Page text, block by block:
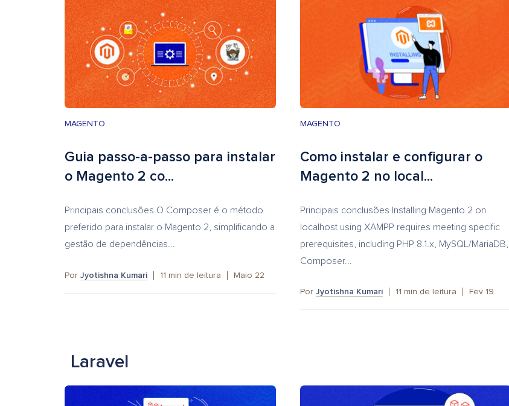
MAGENTO
Guia passo-a-passo para instalar
o Magento 2 co...
Principais conclusões O Composer é o método
preferido para instalar o Magento 2, simplificando a
gestão de dependências...
Por Jyotishna Kumari 11 min de leitura Maio 22
MAGENTO
Como instalar e configurar o
Magento 2 no local...
Principais conclusões Installing Magento 2 on
localhost using XAMPP requires meeting specific
prerequisites, including PHP 8.1.x, MySQL/MariaDB,
Composer...
Por Jyotishna Kumari 11 min de leitura Fev 19
Laravel